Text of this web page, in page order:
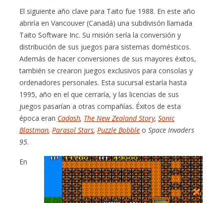
El siguiente año clave para Taito fue 1988. En este año
abriría en Vancouver (Canadá) una subdivisón llamada
Taito Software Inc. Su misión sería la conversión y
distribución de sus juegos para sistemas domésticos.
Además de hacer conversiones de sus mayores éxitos,
también se crearon juegos exclusivos para consolas y
ordenadores personales. Esta sucursal estaría hasta
1995, año en el que cerraría, y las licencias de sus
juegos pasarían a otras compañías. Éxitos de esta
época eran Cadash, The New Zealand Story,Sonic
Blastman, Parasol Stars, Puzzle Bobble oSpace Invaders
95.
En